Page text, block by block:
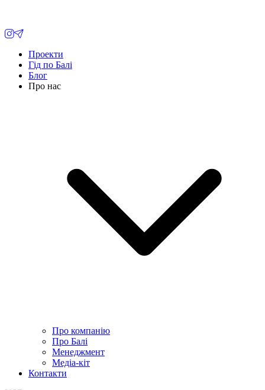
Проекти
Гід по Балі
Блог
Про нас
Про компанію
Про Балі
Менеджмент
Медіа-кіт
Контакти